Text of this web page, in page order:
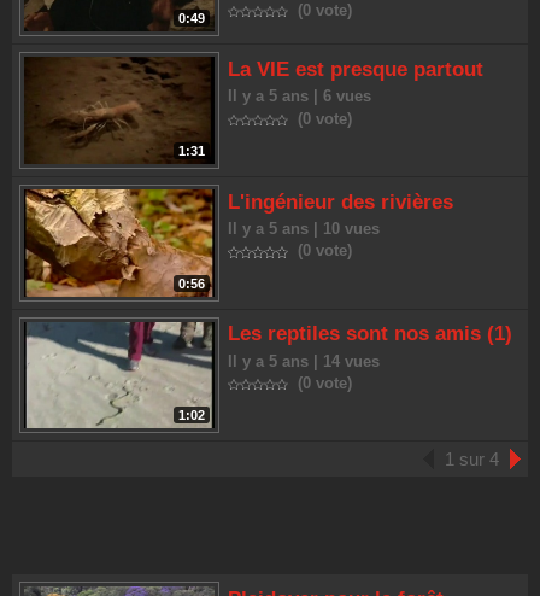
0:49
(0 vote)
1:31
La VIE est presque partout
Il y a 5 ans | 6 vues
(0 vote)
0:56
L'ingénieur des rivières
Il y a 5 ans | 10 vues
(0 vote)
1:02
Les reptiles sont nos amis (1)
Il y a 5 ans | 14 vues
(0 vote)
1 sur 4